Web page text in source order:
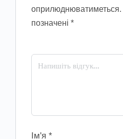
оприлюднюватиметься.
позначені *
Ім'я *